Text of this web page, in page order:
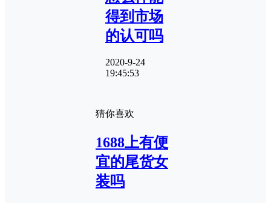
得到市场
的认可吗
2020-9-24
19:45:53
猜你喜欢
1688上有便
宜的尾货女
装吗